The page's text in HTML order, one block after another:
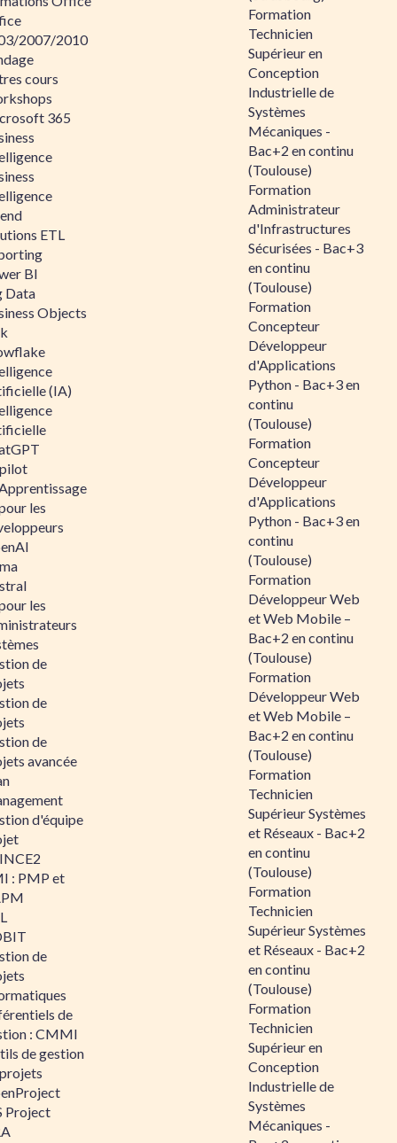
2007/2010
cours
365
ETL
BI
Data
Objects
(IA)
les
les
de
de
de
avancée
d'équipe
: PMP et
de
de
: CMMI
de gestion
Project
Formation
Technicien
Supérieur en
Conception
Industrielle de
Systèmes
Mécaniques -
Bac+2 en continu
(Toulouse)
Formation
Administrateur
d'Infrastructures
Sécurisées - Bac+3
en continu
(Toulouse)
Formation
Concepteur
Développeur
d'Applications
Python - Bac+3 en
continu
(Toulouse)
Formation
Concepteur
Développeur
d'Applications
Python - Bac+3 en
continu
(Toulouse)
Formation
Développeur Web
et Web Mobile –
Bac+2 en continu
(Toulouse)
Formation
Développeur Web
et Web Mobile –
Bac+2 en continu
(Toulouse)
Formation
Technicien
Supérieur Systèmes
et Réseaux - Bac+2
en continu
(Toulouse)
Formation
Technicien
Supérieur Systèmes
et Réseaux - Bac+2
en continu
(Toulouse)
Formation
Technicien
Supérieur en
Conception
Industrielle de
Systèmes
Mécaniques -